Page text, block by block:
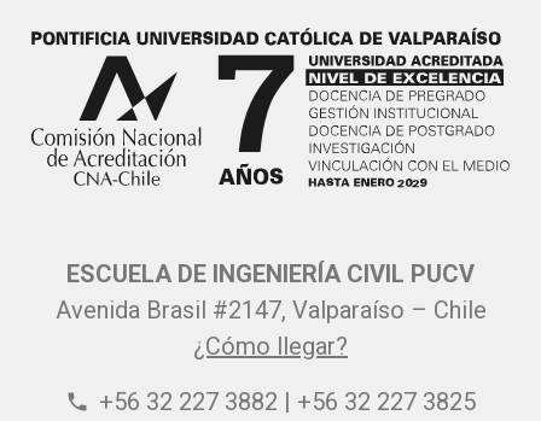
ESCUELA DE INGENIERÍA CIVIL PUCV
Avenida Brasil #2147, Valparaíso – Chile
¿Cómo llegar?
phone +56 32 227 3882 | +56 32 227 3825